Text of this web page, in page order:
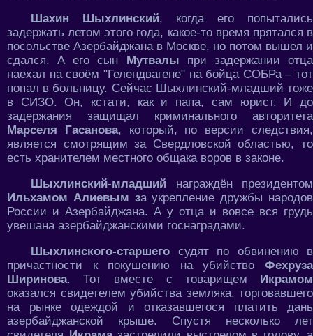
Шахин Шыхлинский, когда его попытались
задержать летом этого года, какое-то время прятался в
посольстве Азербайджана в Москве, но потом вышел и
сдался. А его сын Мутвалы при задержании отца
наехал на своём "Гелендвагене" на бойца СОБРа – тот
попал в больницу. Сейчас Шыхлинский-младший тоже
в СИЗО. Он, кстати, как и папа, сам юрист. И до
задержания защищал криминального авторитета
Марселя Гасанова, который, по версии следствия,
является смотрящим за Свердловской областью, то
есть хранителем местного общака воров в законе.
Шыхлинский-младший награждён президентом
Ильхамом Алиевым за укрепление дружбы народов
России и Азербайджана. А у отца и вовсе вся грудь
увешана азербайджанскими госнаградами.
Шыхлинского-старшего судят по обвинению в
причастности к покушению на убийство Фехруза
Ширинова. Тот вместе с товарищем Икрамом
оказался свидетелем убийства земляка, торговавшего
на рынке одеждой и отказавшегося платить дань
азербайджанской крыше. Спустя несколько лет